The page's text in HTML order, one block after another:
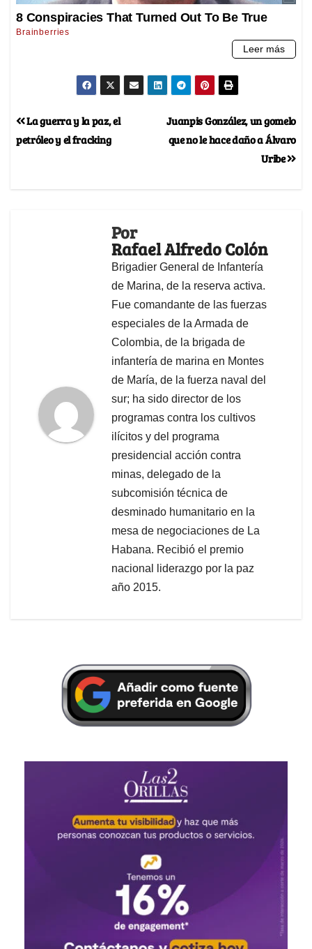
Juanpis González, un gomelo
que no le hace daño a Álvaro
Uribe
La guerra y la paz, el
petróleo y el fracking
Por
Rafael Alfredo Colón
Brigadier General de Infantería
de Marina, de la reserva activa.
Fue comandante de las fuerzas
especiales de la Armada de
Colombia, de la brigada de
infantería de marina en Montes
de María, de la fuerza naval del
sur; ha sido director de los
programas contra los cultivos
ilícitos y del programa
presidencial acción contra
minas, delegado de la
subcomisión técnica de
desminado humanitario en la
mesa de negociaciones de La
Habana. Recibió el premio
nacional liderazgo por la paz
año 2015.